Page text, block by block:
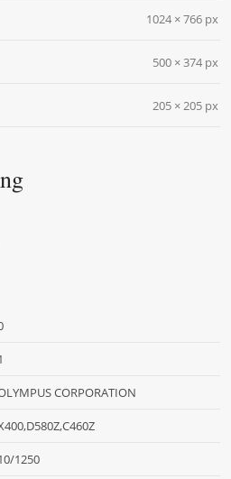
1024 × 766 px
500 × 374 px
205 × 205 px
CORPORATION
1250